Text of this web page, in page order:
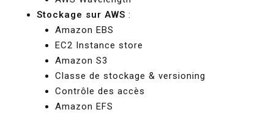
Stockage sur AWS :
Amazon EBS
EC2 Instance store
Amazon S3
Classe de stockage & versioning
Contrôle des accès
Amazon EFS